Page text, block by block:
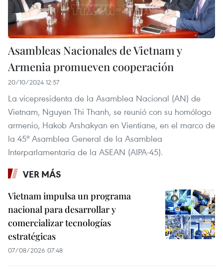
Asambleas Nacionales de Vietnam y
Armenia promueven cooperación
20/10/2024 12:57
La vicepresidenta de la Asamblea Nacional (AN) de
Vietnam, Nguyen Thi Thanh, se reunió con su homólogo
armenio, Hakob Arshakyan en Vientiane, en el marco de
la 45ª Asamblea General de la Asamblea
Interparlamentaria de la ASEAN (AIPA-45).
VER MÁS
Vietnam impulsa un programa
nacional para desarrollar y
comercializar tecnologías
estratégicas
07/08/2026 07:48